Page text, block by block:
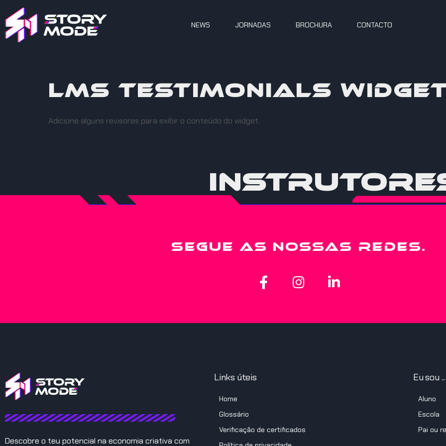
NEWS JORNADAS BROCHURA CONTACTO
LMS Testimonials
Adicione alguns revisores para exibir o conteúdo do widget.
SEGUE AS NOSSAS REDES.
Descobre o teu potencial na economia criativa com
Links úteis
Home
Glossário
Verificação de certificados
Eu sou ...
Aluno
Escola
Pai ou